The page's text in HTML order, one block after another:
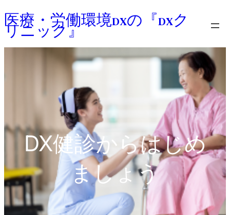
内
容
医療・労働環境DXの『DXク
リニック』
DX健診からはじめ
ましょう